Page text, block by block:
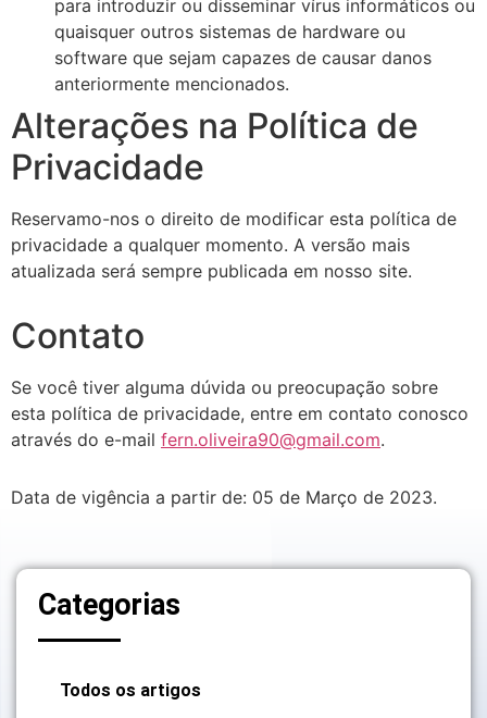
para introduzir ou disseminar vírus informáticos ou
quaisquer outros sistemas de hardware ou
software que sejam capazes de causar danos
anteriormente mencionados.
Alterações na Política de
Privacidade
Reservamo-nos o direito de modificar esta política de
privacidade a qualquer momento. A versão mais
atualizada será sempre publicada em nosso site.
Contato
Se você tiver alguma dúvida ou preocupação sobre
esta política de privacidade, entre em contato conosco
através do e-mail fern.oliveira90@gmail.com.
Data de vigência a partir de: 05 de Março de 2023.
Categorias
Todos os artigos